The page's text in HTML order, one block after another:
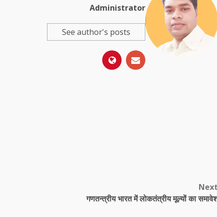
Administrator
See author's posts
गणतन्त्रीय भारत में लोकतंत्रीय मूल्यों का